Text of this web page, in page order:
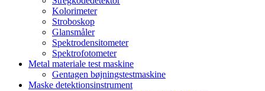
Kolorimeter
Stroboskop
Glansmåler
Spektrodensitometer
Spektrofotometer
Metal materiale test maskine
Gentagen bøjningstestmaskine
Maske detektionsinstrument